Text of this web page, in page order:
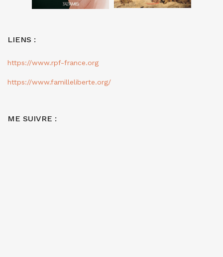
LIENS :
https://www.rpf-france.org
https://www.familleliberte.org/
ME SUIVRE :